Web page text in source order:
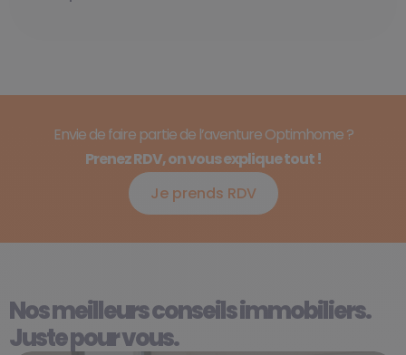
Envie de faire partie de l’aventure Optimhome ?
Prenez RDV, on vous explique tout !
Je prends RDV
Nos meilleurs conseils immobiliers.
Juste pour vous.